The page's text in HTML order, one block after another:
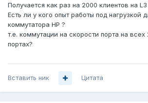
Получается как раз на 2000 клиентов на
Есть ли у кого опыт работы под нагрузкой
коммутатора HP ?
т.е. коммутации на скорости порта на всех
портах?
Вставить ник Цитата